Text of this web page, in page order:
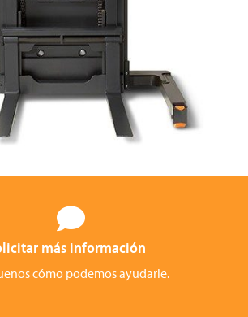
más información
cómo podemos ayudarle.